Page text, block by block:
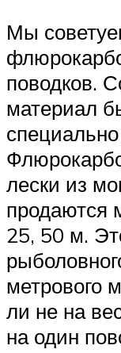
Мы
поводков.
материал
лески из
продаются
25, 50 м.
метрового
ли не на
на один